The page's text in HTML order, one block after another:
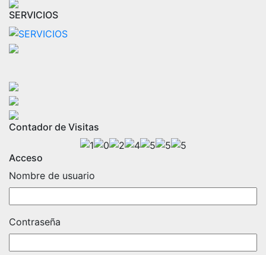
SERVICIOS
Contador de Visitas
Acceso
Nombre de usuario
Contraseña